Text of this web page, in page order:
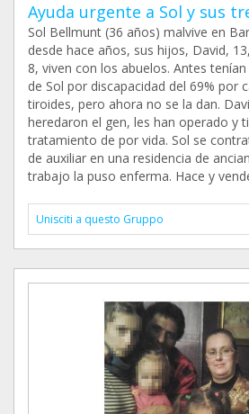
Ayuda urgente a Sol y sus
Sol Bellmunt (36 años) malvive en
desde hace años, sus hijos, David,
8, viven con los abuelos. Antes
de Sol por discapacidad del 69% por
tiroides, pero ahora no se la dan.
heredaron el gen, les han operado y
tratamiento de por vida. Sol se
de auxiliar en una residencia de
trabajo la puso enferma. Hace y
Unisciti a questo Gruppo